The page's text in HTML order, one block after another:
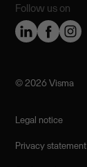
Follow us on
©️ 2026 Visma
Legal notice
Privacy statement